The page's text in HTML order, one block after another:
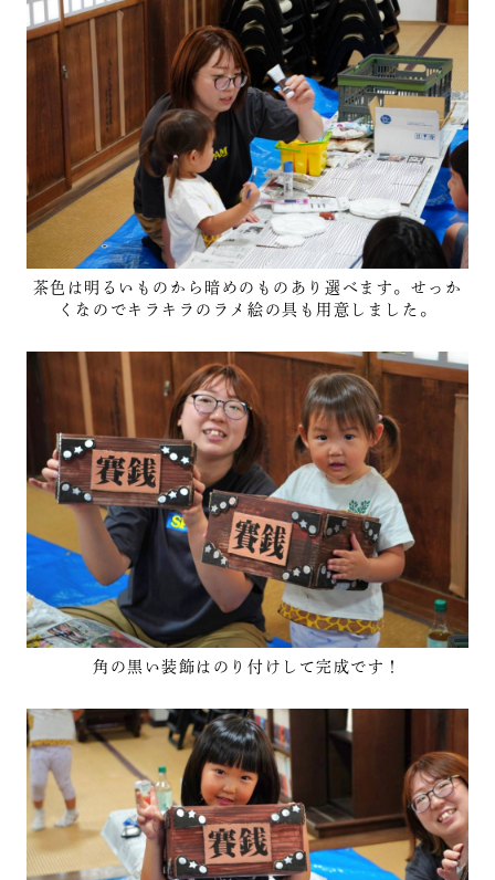
茶色は明るいものから暗めのものあり選べます。せっか
くなのでキラキラのラメ絵の具も用意しました。
角の黒い装飾はのり付けして完成です！